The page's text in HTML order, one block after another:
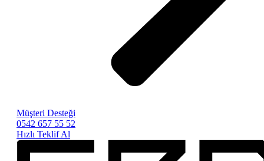
Müşteri Desteği
0542 657 55 52
Hızlı Teklif Al